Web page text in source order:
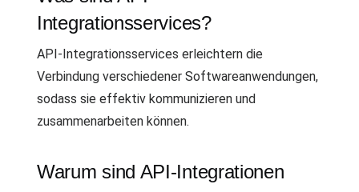
Integrationsservices?
API-Integrationsservices erleichtern die
Verbindung verschiedener Softwareanwendungen,
sodass sie effektiv kommunizieren und
zusammenarbeiten können.
Warum sind API-Integrationen